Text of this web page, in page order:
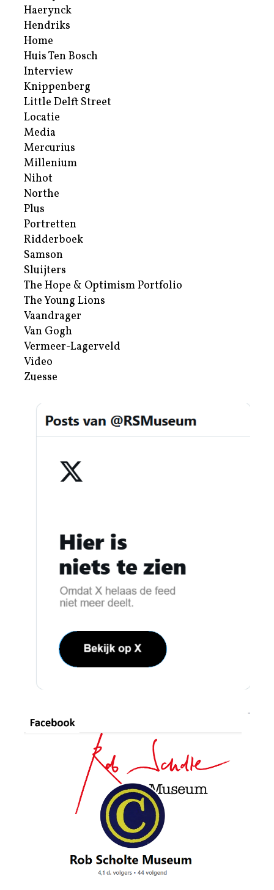
Haerynck
Hendriks
Home
Huis Ten Bosch
Interview
Knippenberg
Little Delft Street
Locatie
Media
Mercurius
Millenium
Nihot
Northe
Plus
Portretten
Ridderboek
Samson
Sluijters
The Hope & Optimism Portfolio
The Young Lions
Vaandrager
Van Gogh
Vermeer-Lagerveld
Video
Zuesse